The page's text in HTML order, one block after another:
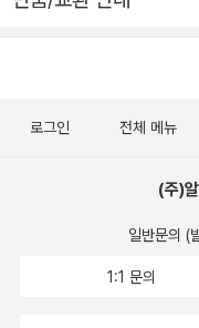
로그인 전체 메뉴
(주)
일반문의 (
1:1 문의